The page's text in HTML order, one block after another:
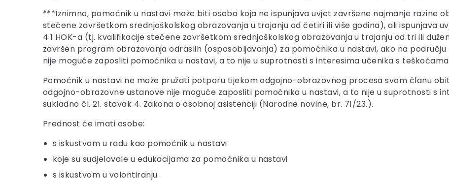
***Iznimno, pomoćnik u nastavi može biti osoba koja ne ispunjava uvjet završene najmanje razine
stečene završetkom srednjoškolskog obrazovanja u trajanju od četiri ili više godina), ali ispunjava
4.1 HOK-a (tj. kvalifikacije stečene završetkom srednjoškolskog obrazovanja u trajanju od tri ili
završen program obrazovanja odraslih (osposobljavanja) za pomoćnika u nastavi, ako na
nije moguće zaposliti pomoćnika u nastavi, a to nije u suprotnosti s interesima učenika s teškoćama
Pomoćnik u nastavi ne može pružati potporu tijekom odgojno-obrazovnog procesa svom članu
odgojno-obrazovne ustanove nije moguće zaposliti pomoćnika u nastavi, a to nije u suprotnosti s
sukladno čl. 21. stavak 4. Zakona o osobnoj asistenciji (Narodne novine, br. 71/23.).
Prednost će imati osobe:
s iskustvom u radu kao pomoćnik u nastavi
koje su sudjelovale u edukacijama za pomoćnika u nastavi
s iskustvom u volontiranju.